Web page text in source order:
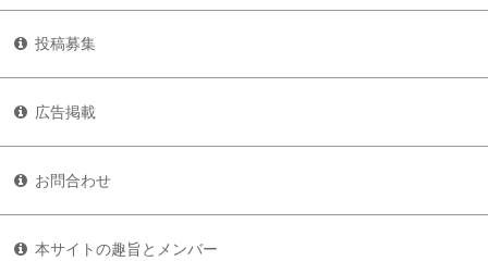
投稿募集
広告掲載
お問合わせ
本サイトの趣旨とメンバー